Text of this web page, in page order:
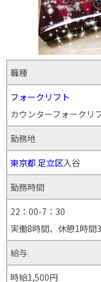
職種
フォークリフト
カウンターフォークリ
勤務地
東京都 足立区入谷
勤務時間
22：00-7：30
実働8時間、休憩1時間
給与
時給1,500円